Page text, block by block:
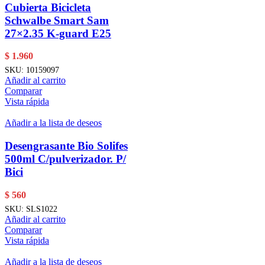
Cubierta Bicicleta
Schwalbe Smart Sam
27×2.35 K-guard E25
$ 1.960
SKU: 10159097
Añadir al carrito
Comparar
Vista rápida
Añadir a la lista de deseos
Desengrasante Bio Solifes
500ml C/pulverizador. P/
Bici
$ 560
SKU: SLS1022
Añadir al carrito
Comparar
Vista rápida
Añadir a la lista de deseos